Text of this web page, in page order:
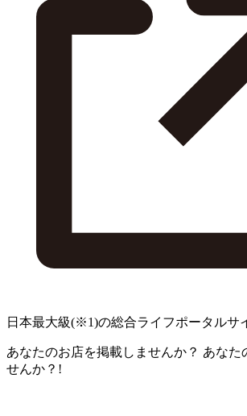
日本最大級(※1)の総合ライフポータルサ
あなたのお店を掲載しませんか？ あなた
せんか？!